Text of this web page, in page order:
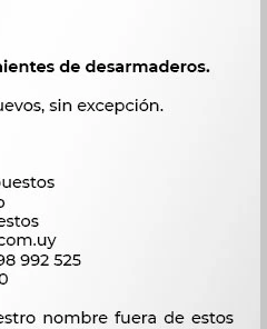
CHANA
PICKUP 1.0 2005/ -
$ 3.200 $ 3.279